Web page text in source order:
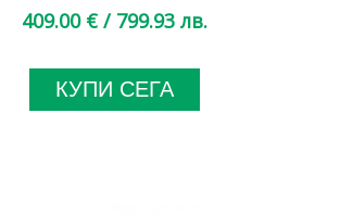
409.00 € / 799.93 лв.
КУПИ СЕГА